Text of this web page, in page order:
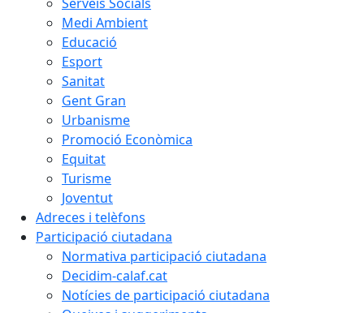
Medi Ambient
Educació
Esport
Sanitat
Gent Gran
Urbanisme
Promoció Econòmica
Equitat
Turisme
Joventut
Adreces i telèfons
Participació ciutadana
Normativa participació ciutadana
Decidim-calaf.cat
Notícies de participació ciutadana